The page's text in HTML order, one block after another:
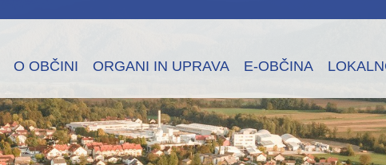
O OBČINI ORGANI IN UPRAVA E-OBČINA